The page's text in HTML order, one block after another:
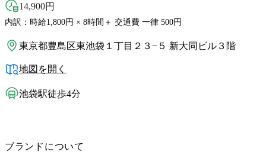
14,900円
内訳：時給1,800円 × 8時間＋ 交通費 一律 500円
東京都豊島区東池袋１丁目２３−５ 新大同ビル３階
地図を開く
池袋駅徒歩4分
ブランドについて